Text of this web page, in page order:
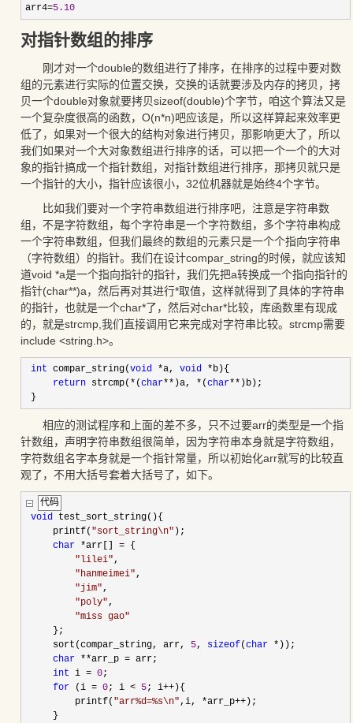
arr4=5.10
对指针数组的排序
刚才对一个double的数组进行了排序，在排序的过程中要对数
组的元素进行实际的位置交换，交换的话就要涉及内存的拷贝，拷
贝一个double对象就要拷贝sizeof(double)个字节，咱这个算法又是
一个复杂度很高的函数，O(n*n)吧应该是，所以这样算起来效率更
低了，如果对一个很大的结构对象进行拷贝，那影响更大了，所以
我们如果对一个大对象数组进行排序的话，可以把一个一个的大对
象的指针搞成一个指针数组，对指针数组进行排序，那拷贝就只是
一个指针的大小，指针应该很小，32位机器就是始终4个字节。
比如我们要对一个字符串数组进行排序吧，注意是字符串数
组，不是字符数组，每个字符串是一个字符数组，多个字符串构成
一个字符串数组，但我们最终的数组的元素只是一个个指向字符串
（字符数组）的指针。我们在设计compar_string的时候，就应该知
道void *a是一个指向指针的指针，我们先把a转换成一个指向指针的
指针(char**)a，然后再对其进行*取值，这样就得到了具体的字符串
的指针，也就是一个char*了，然后对char*比较，库函数里有现成
的，就是strcmp,我们直接调用它来完成对字符串比较。strcmp需要
include <string.h>。
int compar_string(void *a, void *b){
return strcmp( * (char** )a, * (char** )b);
}
相应的测试程序和上面的差不多，只不过要arr的类型是一个指
针数组，声明字符串数组很简单，因为字符串本身就是字符数组，
字符数组名字本身就是一个指针常量，所以初始化arr就写的比较直
观了，不用大括号套着大括号了，如下。
代码
void test_sort_string(){
     printf(
"sort_string\n" );
char *arr[] = {
" lilei",
"hanmeimei",
"jim",
"poly",
"miss gao"
     };
     sort(compar_string, arr,
5, sizeof(char * ));
char **arr_p = arr;
int i = 0;
for (i = 0; i < 5; i++ ){
         printf(
"arr%d=%s\n",i, *arr_p++ );
     }